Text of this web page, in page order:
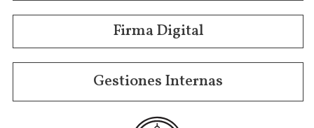
Firma Digital
Gestiones Internas